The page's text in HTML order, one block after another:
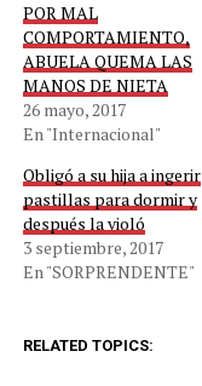
POR MAL
COMPORTAMIENTO,
ABUELA QUEMA LAS
MANOS DE NIETA
26 mayo, 2017
En "Internacional"
Obligó a su hija a ingerir
pastillas para dormir y
después la violó
3 septiembre, 2017
En "SORPRENDENTE"
RELATED TOPICS: